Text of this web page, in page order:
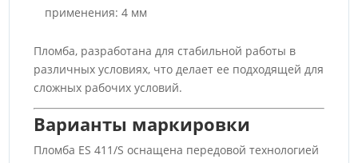
применения: 4 мм
Пломба, разработана для стабильной работы в
различных условиях, что делает ее подходящей для
сложных рабочих условий.
Варианты маркировки
Пломба ES 411/S оснащена передовой технологией